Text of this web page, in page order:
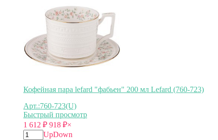
Кофейная пара lefard "фабьен" 200 мл Lefard (760-723)
Арт.:760-723(U)
Быстрый просмотр
1 612 ₽ 918 ₽×
UpDown